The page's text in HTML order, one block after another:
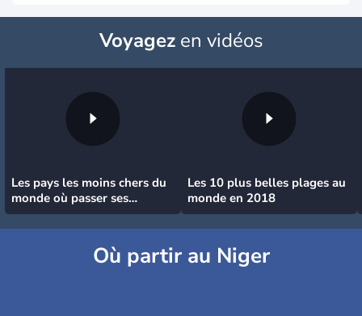
Voyagezen vidéos
Les pays les moins chers du
monde où passer ses
vacances
Les 10 plus belles plages au
monde en 2018
Où partir au Niger